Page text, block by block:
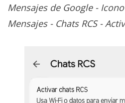
Mensajes de Google -
Mensajes - Chats RCS -